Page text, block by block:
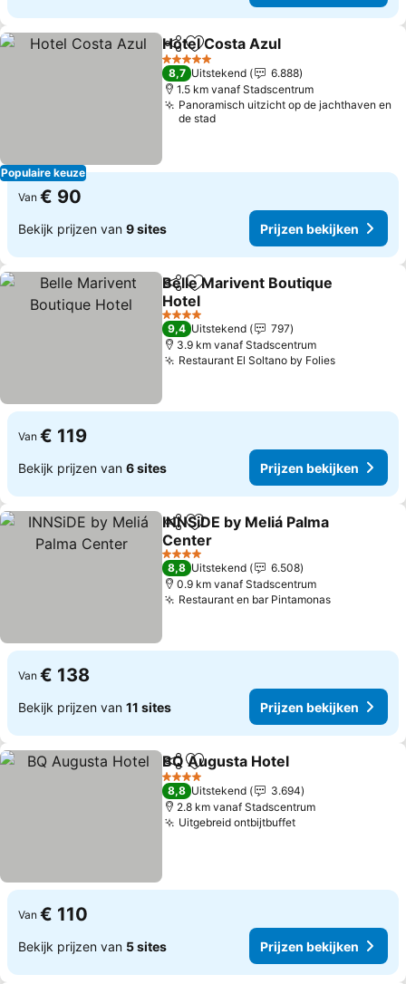
Populaire keuze
DelenToevoegen aan favorieten
Hotel Costa Azul
5 Sterren
8,7 Uitstekend
6.888
1.5 km vanaf Stadscentrum
Panoramisch uitzicht op de jachthaven en
de stad
Van € 90
Bekijk prijzen van 9 sites Prijzen bekijken
DelenToevoegen aan favorieten
Belle Marivent Boutique
Hotel
Prijzen bekijken
4 Sterren
9,4 Uitstekend
797
3.9 km vanaf Stadscentrum
Restaurant El Soltano by FoliesPrijzen
Van € 119
Bekijk prijzen van 6 sites Prijzen bekijken
DelenToevoegen aan favorieten
INNSiDE by Meliá Palma
Center
Prijzen bekijken
4 Sterren
8,8 Uitstekend
6.508
0.9 km vanaf Stadscentrum
Restaurant en bar PintamonasPrijzen
Van € 138
Bekijk prijzen van 11 sites Prijzen bekijken
DelenToevoegen aan favorieten
BQ Augusta Hotel
4 Sterren
8,8 Uitstekend
3.694
2.8 km vanaf Stadscentrum
Uitgebreid ontbijtbuffetPrijzen bekijken
Van € 110
Bekijk prijzen van 5 sites Prijzen bekijken